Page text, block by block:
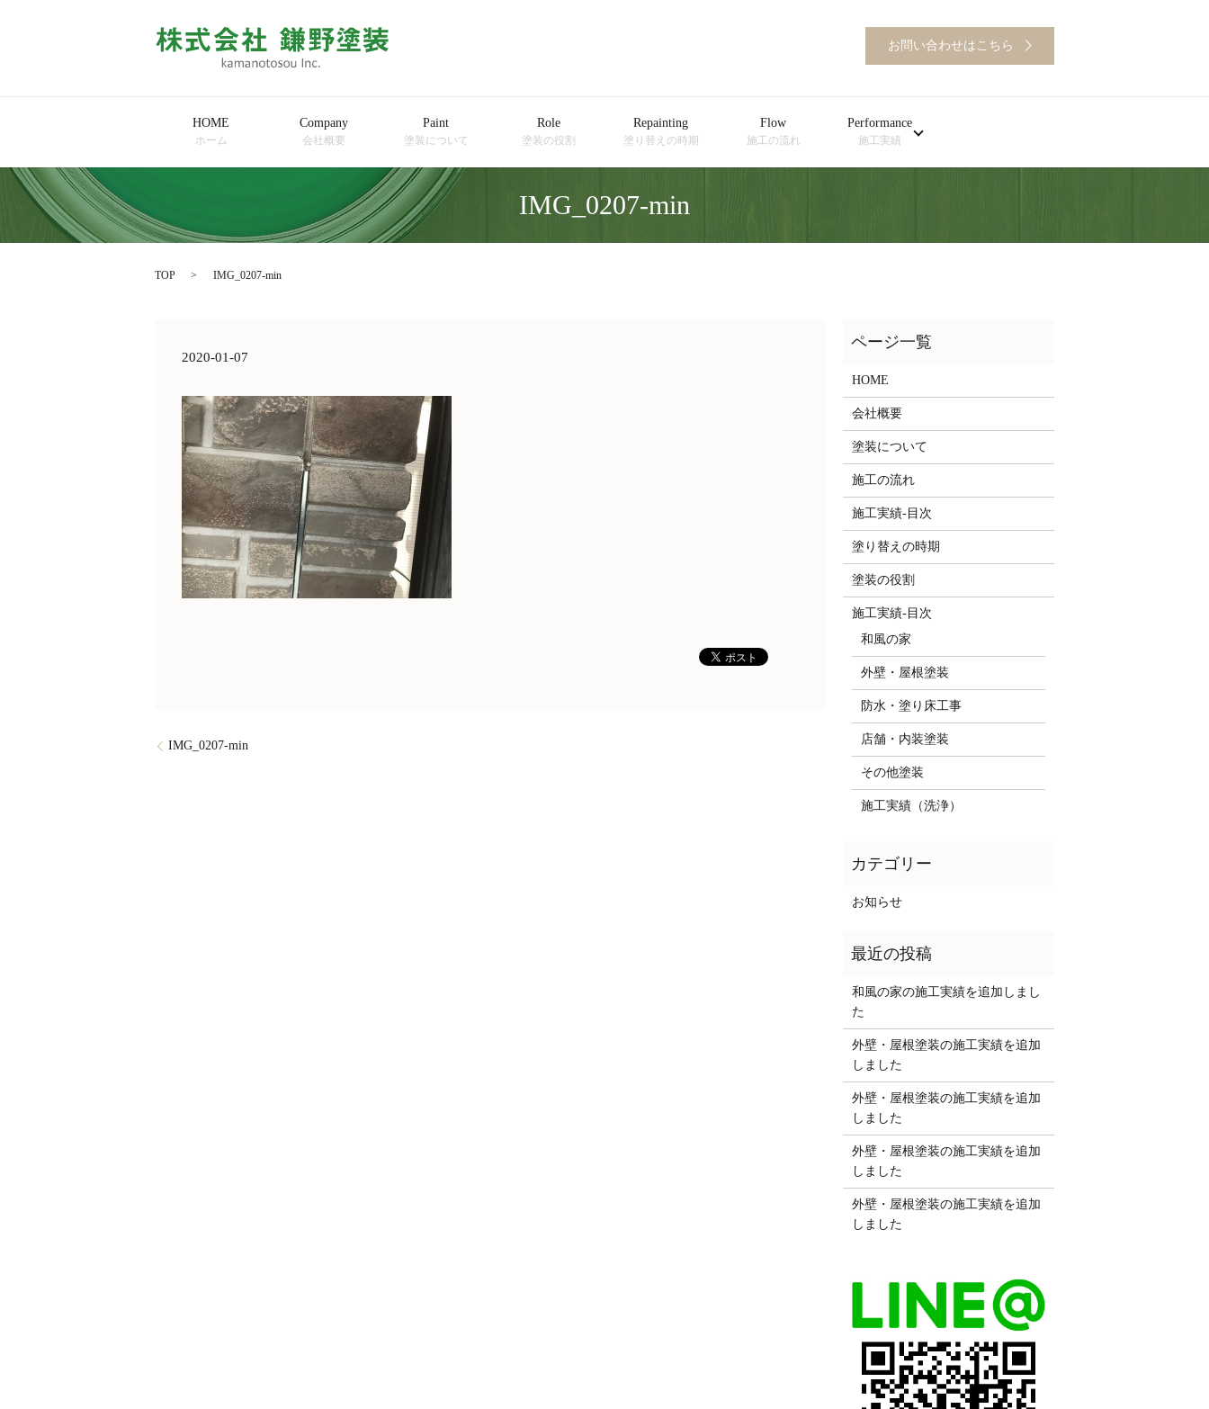
お問い合わせはこちら
HOME
ホーム
Company
会社概要
Paint
塗装について
Role
塗装の役割
Repainting
塗り替えの時期
Flow
施工の流れ
Performance
施工実績
IMG_0207-min
TOP IMG_0207-min
2020-01-07
IMG_0207-min
HOME
会社概要
塗装について
施工の流れ
施工実績-目次
塗り替えの時期
塗装の役割
施工実績-目次
和風の家
外壁・屋根塗装
防水・塗り床工事
店舗・内装塗装
その他塗装
施工実績（洗浄）
お知らせ
和風の家の施工実績を追加しまし
た
外壁・屋根塗装の施工実績を追加
しました
外壁・屋根塗装の施工実績を追加
しました
外壁・屋根塗装の施工実績を追加
しました
外壁・屋根塗装の施工実績を追加
しました